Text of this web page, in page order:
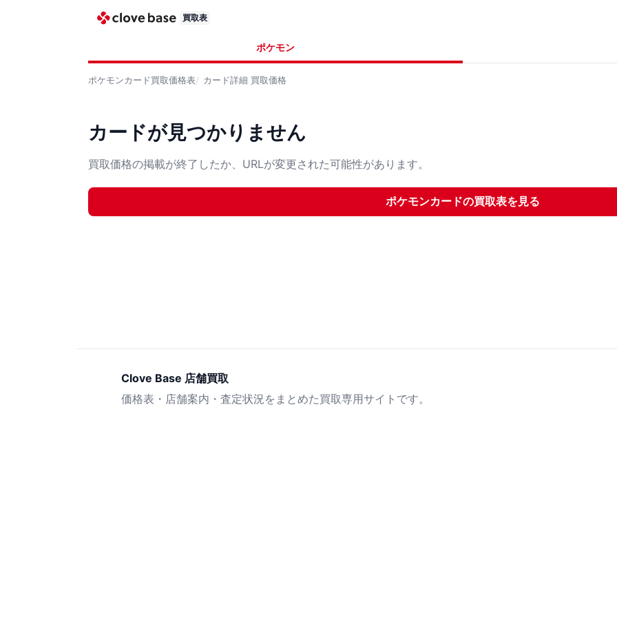
買取表
ポケモン
ポケモンカード買取価格表 カード詳細 買取価格
カードが見つかりません
買取価格の掲載が終了したか、URLが変更された可能性があります。
ポケモンカードの買取表を見る
Clove Base 店舗買取
価格表・店舗案内・査定状況をまとめた買取専用サイトです。